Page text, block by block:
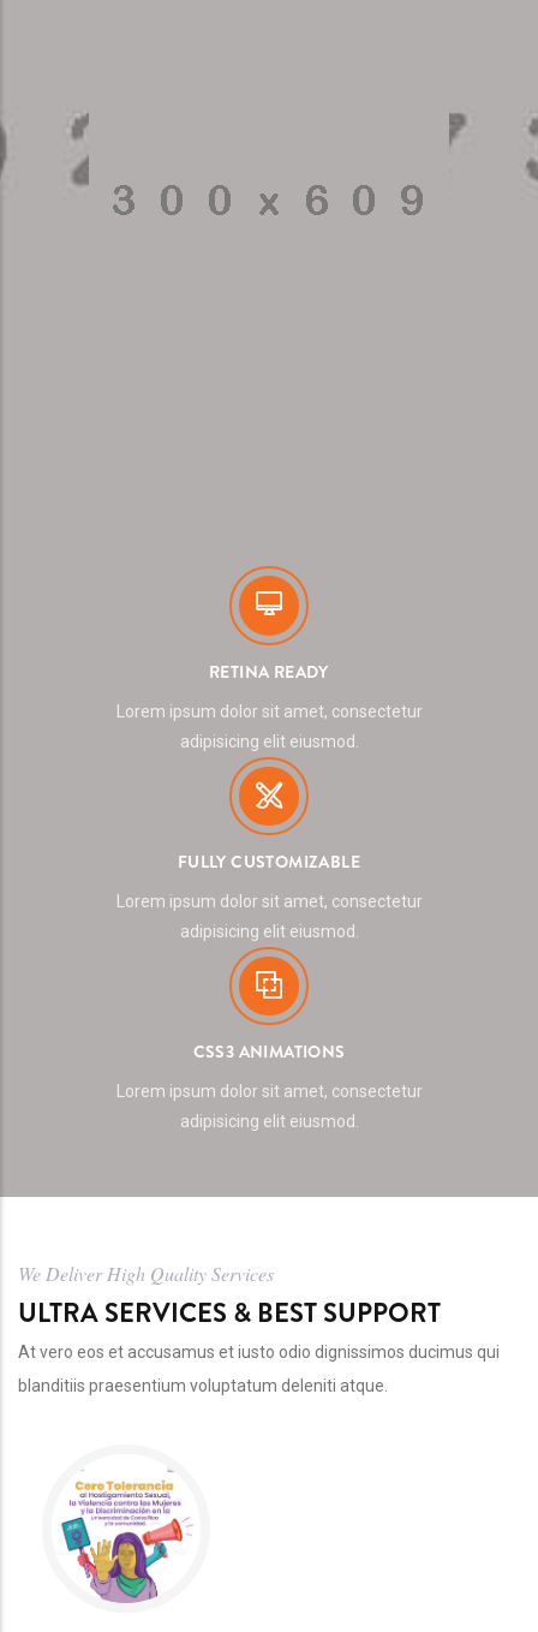
RETINA READY
Lorem ipsum dolor sit amet, consectetur
adipisicing elit eiusmod.
FULLY CUSTOMIZABLE
Lorem ipsum dolor sit amet, consectetur
adipisicing elit eiusmod.
CSS3 ANIMATIONS
Lorem ipsum dolor sit amet, consectetur
adipisicing elit eiusmod.
We Deliver High Quality Services
ULTRA SERVICES & BEST SUPPORT
At vero eos et accusamus et iusto odio dignissimos ducimus qui
blanditiis praesentium voluptatum deleniti atque.